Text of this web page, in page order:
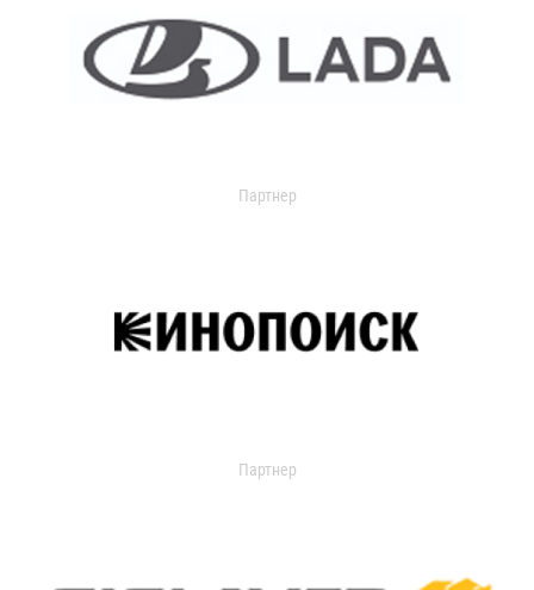
Партнер
Партнер